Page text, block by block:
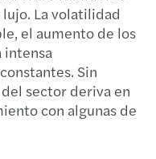
La volatilidad
el aumento de los
intensa
Sin
sector deriva en
con algunas de